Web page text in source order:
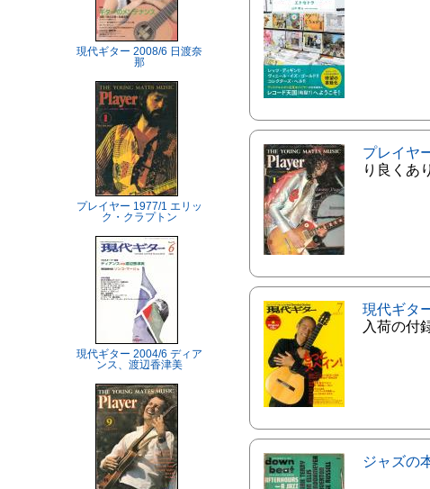
現代ギター 2008/6 日渡奈
那
プレイヤー 1977/1 エリッ
ク・クラプトン
現代ギター 2004/6 ディア
ンス、渡辺香津美
プレイヤ
り良くあ
現代ギタ
入荷の付
ジャズの